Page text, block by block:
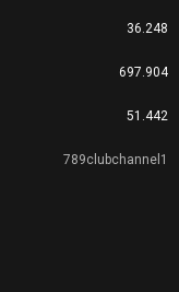
36.248
697.904
51.442
789clubchannel1